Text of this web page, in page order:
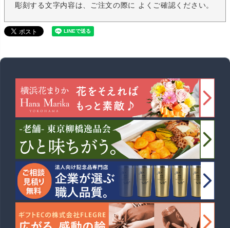
彫刻する文字内容は、ご注文の際に よくご確認ください。